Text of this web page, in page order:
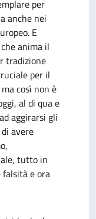
per
anche nei
E
anima il
tradizione
per il
così non è
al di qua e
aggirarsi gli
avere
tutto in
falsità e ora